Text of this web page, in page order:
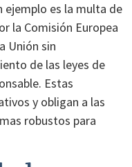
es la multa de
la Comisión Europea
Unión sin
de las leyes de
Estas
y obligan a las
robustos para